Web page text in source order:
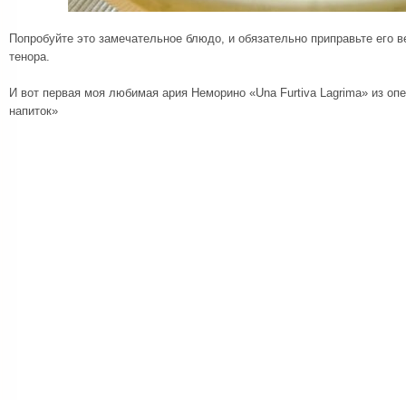
Попробуйте это замечательное блюдо, и обязательно приправьте его
тенора.
И вот первая моя любимая ария Неморино «Una Furtiva Lagrima» из
напиток»